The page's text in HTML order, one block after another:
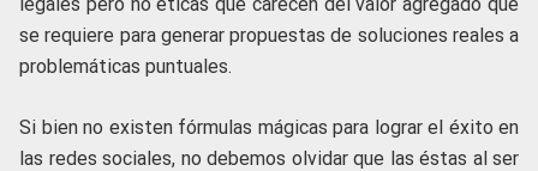
se requiere para generar propuestas de soluciones reales a
problemáticas puntuales.
Si bien no existen fórmulas mágicas para lograr el éxito en
las redes sociales, no debemos olvidar que las éstas al ser